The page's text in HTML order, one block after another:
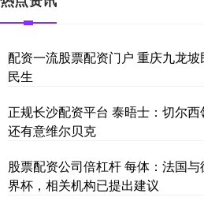
配资一流股票配资门户 重庆九龙
民生
正规长沙配资平台 泰晤士：切尔西
还有意维尔贝克
股票配资公司倍杠杆 每体：法国
界杯，相关机构已提出建议